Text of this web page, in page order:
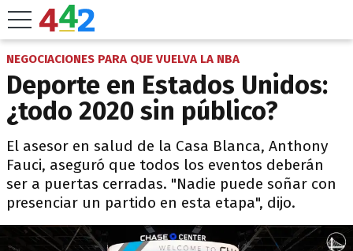
NEGOCIACIONES PARA QUE VUELVA LA NBA
Deporte en Estados Unidos:
¿todo 2020 sin público?
El asesor en salud de la Casa Blanca, Anthony
Fauci, aseguró que todos los eventos deberán
ser a puertas cerradas. "Nadie puede soñar con
presenciar un partido en esta etapa", dijo.